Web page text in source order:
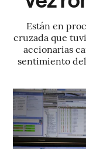
Están en
cruzada que
accionarias
sentimiento